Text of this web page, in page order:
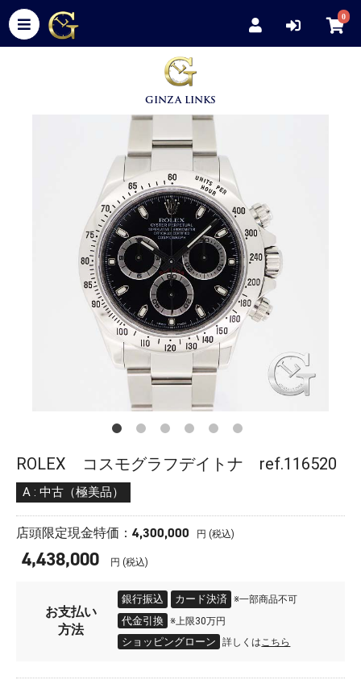
0
GINZA LINKS
ROLEX コスモグラフデイトナ ref.116520
A : 中古（極美品）
店頭限定現金特価： 4,300,000 円 (税込)
4,438,000 円 (税込)
お支払い
方法
銀行振込 カード決済 ※一部商品不可
代金引換 ※上限30万円
ショッピングローン 詳しくはこちら